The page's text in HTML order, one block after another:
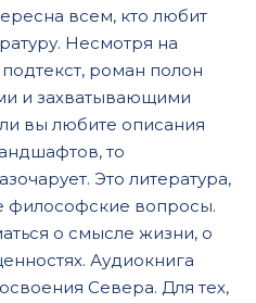
всем, кто любит
Несмотря на
роман полон
и захватывающими
вы любите описания
то
Это литература,
философские вопросы.
о смысле жизни, о
Аудиокнига
Севера. Для тех,